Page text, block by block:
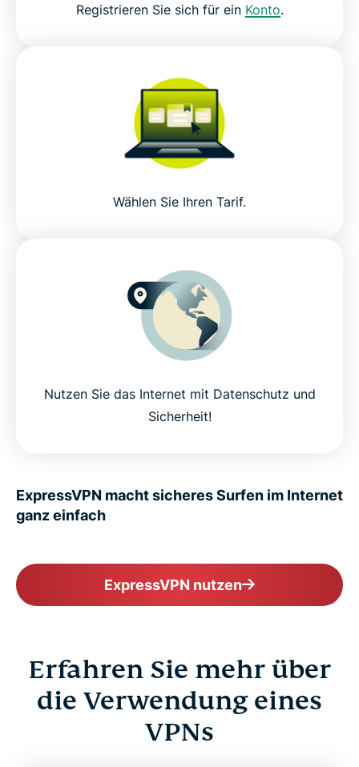
Registrieren Sie sich für ein Konto.
Wählen Sie Ihren Tarif.
Nutzen Sie das Internet mit Datenschutz und
Sicherheit!
ExpressVPN macht sicheres Surfen im Internet
ganz einfach
ExpressVPN nutzen
Erfahren Sie mehr über
die Verwendung eines
VPNs